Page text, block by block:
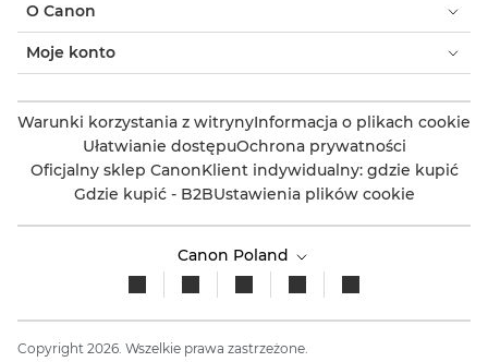
O Canon
Moje konto
Warunki korzystania z witrynyInformacja o plikach cookie
Ułatwianie dostępuOchrona prywatności
Oficjalny sklep CanonKlient indywidualny: gdzie kupić
Gdzie kupić - B2BUstawienia plików cookie
Canon Poland
Copyright 2026. Wszelkie prawa zastrzeżone.